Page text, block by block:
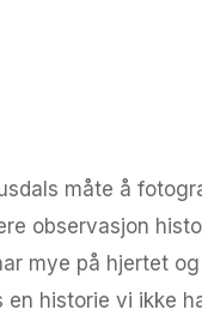
måte å
observasjon
mye på hjertet
en historie vi ikke